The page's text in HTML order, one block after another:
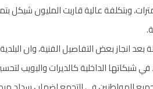
حيث تم العمل على انجازه في سرعة قياسية بطول ٦ كيلومترات، وبتكلفة عالية قاربت
بعد انجاز بعض التفاصيل الفنية، وان
الداخلية كالديرات والبويب